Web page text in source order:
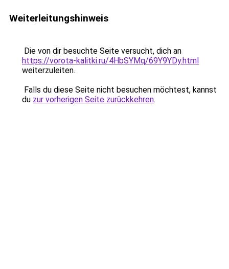
Weiterleitungshinweis
Die von dir besuchte Seite versucht, dich an
https://vorota-kalitki.ru/4HbSYMq/69Y9YDy.html
weiterzuleiten.
Falls du diese Seite nicht besuchen möchtest, kannst
du zur vorherigen Seite zurückkehren.